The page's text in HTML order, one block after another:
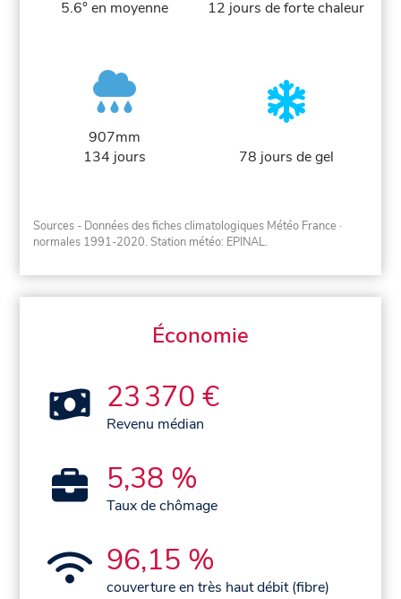
5.6° en moyenne 12 jours de forte chaleur
907mm
134 jours
78 jours de gel
Sources - Données des fiches climatologiques Météo France ·
normales 1991-2020. Station météo: EPINAL.
Économie
23 370 €
Revenu médian
5,38 %
Taux de chômage
96,15 %
couverture en très haut débit (fibre)